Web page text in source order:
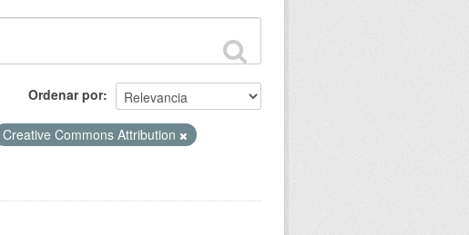
Ordenar por
Creative Commons Attribution